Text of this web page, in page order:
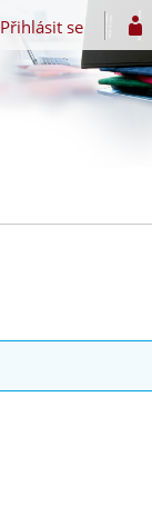
Přihlásit se